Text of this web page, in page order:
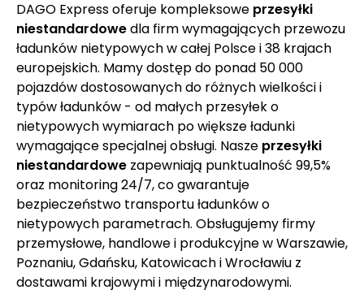
DAGO Express oferuje kompleksowe przesyłki
niestandardowedla firm wymagających przewozu
ładunków nietypowych w całej Polsce i 38 krajach
europejskich. Mamy dostęp do ponad 50 000
pojazdów dostosowanych do różnych wielkości i
typów ładunków - od małych przesyłek o
nietypowych wymiarach po większe ładunki
wymagające specjalnej obsługi. Nasze przesyłki
niestandardowe zapewniają punktualność 99,5%
oraz monitoring 24/7, co gwarantuje
bezpieczeństwo transportu ładunków o
nietypowych parametrach. Obsługujemy firmy
przemysłowe, handlowe i produkcyjne w Warszawie,
Poznaniu, Gdańsku, Katowicach i Wrocławiu z
dostawami krajowymi i międzynarodowymi.